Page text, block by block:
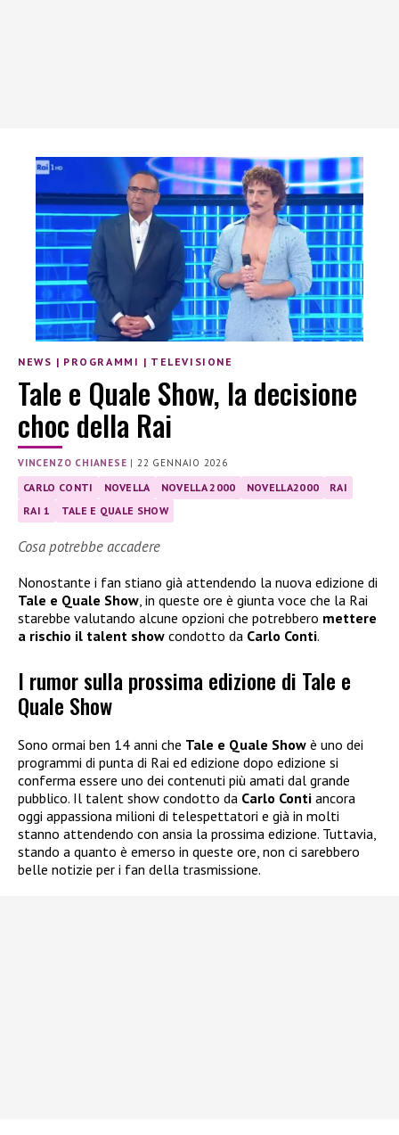
NEWS | PROGRAMMI | TELEVISIONE
Tale e Quale Show, la decisione
choc della Rai
VINCENZO CHIANESE |22 GENNAIO 2026
CARLO CONTI NOVELLA NOVELLA 2000 NOVELLA2000
RAI
RAI 1
TALE E QUALE SHOW
Cosa potrebbe accadere
Nonostante i fan stiano già attendendo la nuova edizione di
Tale e Quale Show , in queste ore è giunta voce che la Rai
starebbe valutando alcune opzioni che potrebbero mettere
a rischio il talent show condotto da Carlo Conti.
I rumor sulla prossima edizione di Tale e
Quale Show
Sono ormai ben 14 anni che Tale e Quale Show è uno dei
programmi di punta di Rai ed edizione dopo edizione si
conferma essere uno dei contenuti più amati dal grande
pubblico. Il talent show condotto da Carlo Conti ancora
oggi appassiona milioni di telespettatori e già in molti
stanno attendendo con ansia la prossima edizione. Tuttavia,
stando a quanto è emerso in queste ore, non ci sarebbero
belle notizie per i fan della trasmissione.